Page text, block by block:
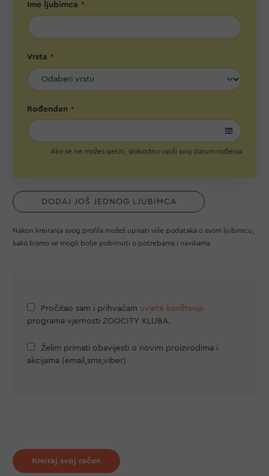
Ime ljubimca
Vrsta
Rođendan
Ako se ne možes sjetiti, slobodno upiši svoj datum rođenja
DODAJ JOŠ JEDNOG LJUBIMCA
Nakon kreiranja svog profila možeš upisati više podataka o svom ljubimcu,
kako bismo se mogli bolje pobrinuti o potrebama i navikama
Pročitao sam i prihvaćam uvjete korištenja
programa vjernosti ZOOCITY KLUBA.
Želim primati obavijesti o novim proizvodima i
akcijama (email,sms,viber)
Kreiraj svoj račun